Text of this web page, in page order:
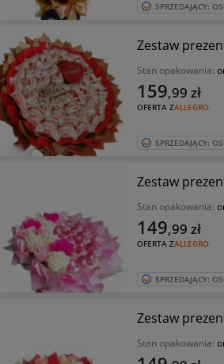
SPRZEDAJĄCY:
Zestaw
Stan opakowania:
OFERTA ZALLEGRO
159,99 zł
SPRZEDAJĄCY:
Zestaw
Stan opakowania:
OFERTA ZALLEGRO
149,99 zł
SPRZEDAJĄCY:
Zestaw
Stan opakowania: